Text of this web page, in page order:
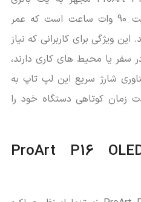
لیتیوم یون 4 سلولی با ظرفیت 90 وات‌ ساعت است که عمر
ویژگی برای کاربرانی که نیاز
سفر یا محیط‌ های کاری دارند،
شارژ سریع این لپ تاپ به
زمان کوتاهی دستگاه خود را
ProArt P16